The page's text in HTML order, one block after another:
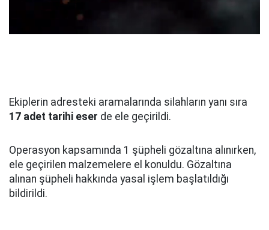
Ekiplerin adresteki aramalarında silahların yanı sıra
17 adet tarihi eser de ele geçirildi.
Operasyon kapsamında 1 şüpheli gözaltına alınırken,
ele geçirilen malzemelere el konuldu. Gözaltına
alınan şüpheli hakkında yasal işlem başlatıldığı
bildirildi.